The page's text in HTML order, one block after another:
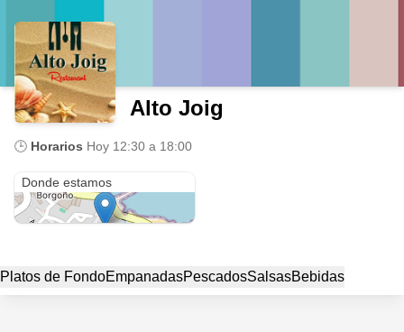
Alto Joig
🕒 Horarios Hoy 12:30 a 18:00
Donde estamos
Platos de FondoEmpanadasPescadosSalsasBebidas